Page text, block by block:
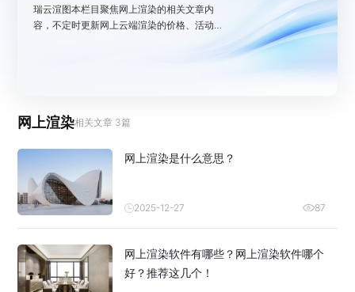
瑞云渲图本栏目聚焦网上渲染的相关文章内
容，不定时更新网上云端渲染的价格、活动等
网上渲染相关文章 3篇
网上渲染是什么意思？
2025-12-27 87
网上渲染软件有哪些？网上渲染软件哪个
好？推荐这几个！